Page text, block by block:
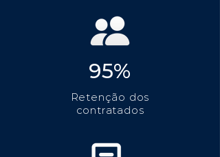
95%
Retenção dos
contratados